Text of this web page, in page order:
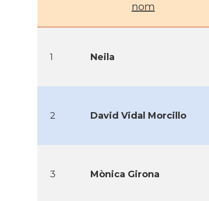
nom
1 Neila
2 David Vidal Morcillo
3 Mònica Girona